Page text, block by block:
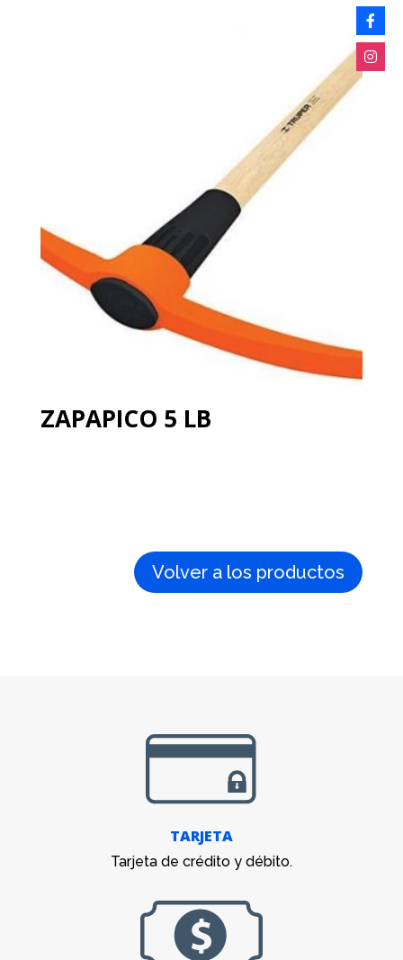
ZAPAPICO 5 LB
Volver a los productos
TARJETA
Tarjeta de crédito y débito.